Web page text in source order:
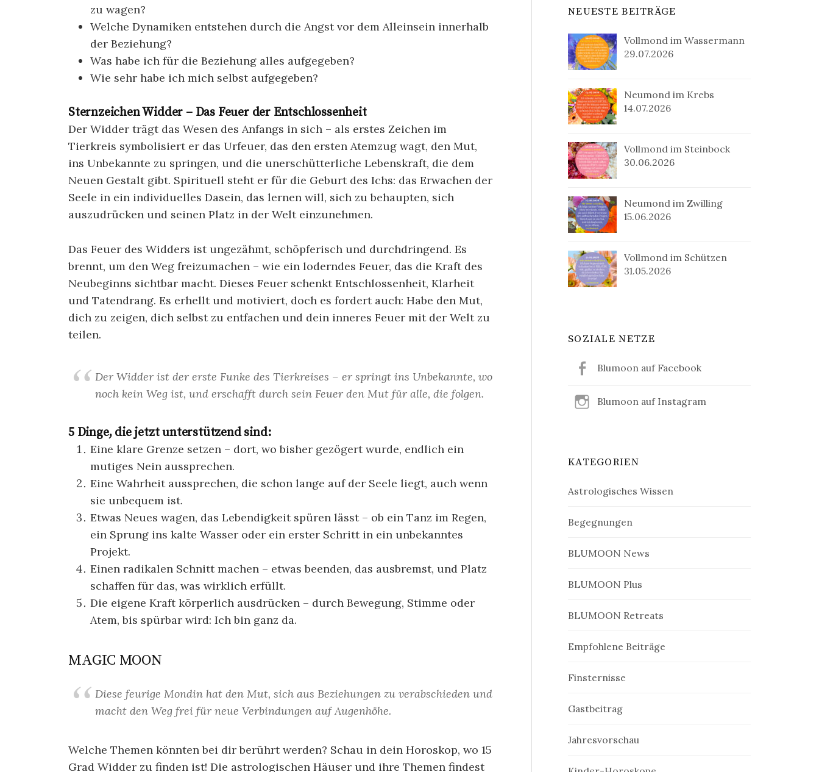
zu wagen?
Welche Dynamiken entstehen durch die Angst vor dem Alleinsein innerhalb
der Beziehung?
Was habe ich für die Beziehung alles aufgegeben?
Wie sehr habe ich mich selbst aufgegeben?
Sternzeichen Widder – Das Feuer der Entschlossenheit
Der Widder trägt das Wesen des Anfangs in sich – als erstes Zeichen im
Tierkreis symbolisiert er das Urfeuer, das den ersten Atemzug wagt, den Mut,
ins Unbekannte zu springen, und die unerschütterliche Lebenskraft, die dem
Neuen Gestalt gibt. Spirituell steht er für die Geburt des Ichs: das Erwachen der
Seele in ein individuelles Dasein, das lernen will, sich zu behaupten, sich
auszudrücken und seinen Platz in der Welt einzunehmen.
Das Feuer des Widders ist ungezähmt, schöpferisch und durchdringend. Es
brennt, um den Weg freizumachen – wie ein loderndes Feuer, das die Kraft des
Neubeginns sichtbar macht. Dieses Feuer schenkt Entschlossenheit, Klarheit
und Tatendrang. Es erhellt und motiviert, doch es fordert auch: Habe den Mut,
dich zu zeigen, dich selbst zu entfachen und dein inneres Feuer mit der Welt zu
teilen.
Der Widder ist der erste Funke des Tierkreises – er springt ins Unbekannte, wo
noch kein Weg ist, und erschafft durch sein Feuer den Mut für alle, die folgen.
5 Dinge, die jetzt unterstützend sind:
Eine klare Grenze setzen – dort, wo bisher gezögert wurde, endlich ein
mutiges Nein aussprechen.
Eine Wahrheit aussprechen, die schon lange auf der Seele liegt, auch wenn
sie unbequem ist.
Etwas Neues wagen, das Lebendigkeit spüren lässt – ob ein Tanz im Regen,
ein Sprung ins kalte Wasser oder ein erster Schritt in ein unbekanntes
Projekt.
Einen radikalen Schnitt machen – etwas beenden, das ausbremst, und Platz
schaffen für das, was wirklich erfüllt.
Die eigene Kraft körperlich ausdrücken – durch Bewegung, Stimme oder
Atem, bis spürbar wird: Ich bin ganz da.
MAGIC MOON
Diese feurige Mondin hat den Mut, sich aus Beziehungen zu verabschieden und
macht den Weg frei für neue Verbindungen auf Augenhöhe.
Welche Themen könnten bei dir berührt werden? Schau in dein Horoskop, wo 15
Grad Widder zu finden ist! Die astrologischen Häuser und ihre Themen findest
NEUESTE BEITRÄGE
Vollmond im Wassermann
29.07.2026
Neumond im Krebs
14.07.2026
Vollmond im Steinbock
30.06.2026
Neumond im Zwilling
15.06.2026
Vollmond im Schützen
31.05.2026
SOZIALE NETZE
Blumoon auf Facebook
Blumoon auf Instagram
KATEGORIEN
Astrologisches Wissen
Begegnungen
BLUMOON News
BLUMOON Plus
BLUMOON Retreats
Empfohlene Beiträge
Finsternisse
Gastbeitrag
Jahresvorschau